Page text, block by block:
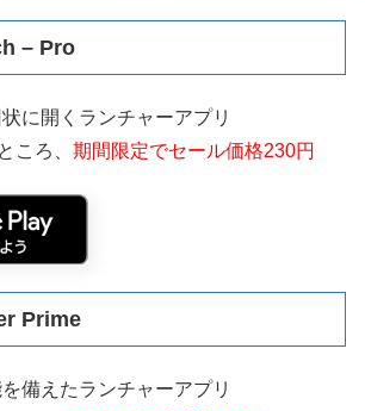
– Pro
に開くランチャーアプリ
ころ、 期間限定でセール価格230円
Prime
備えたランチャーアプリ